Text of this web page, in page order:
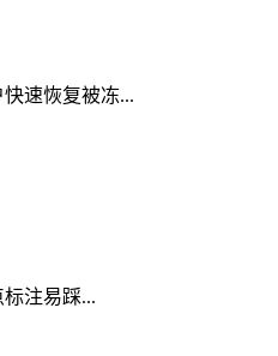
速恢复被冻...
注易踩...